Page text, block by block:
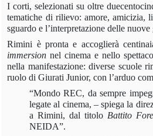
I corti, selezionati su oltre
tematiche di rilievo: amore, amicizia,
sguardo e l’interpretazione delle nuove
Rimini è pronta e accoglierà
immersion nel cinema e nello
nella manifestazione: diverse scuole
ruolo di Giurati Junior, con l’arduo
“Mondo REC, da sempre
legate al cinema, – spiega la
a Rimini, dal titolo Battito
NEIDA”.